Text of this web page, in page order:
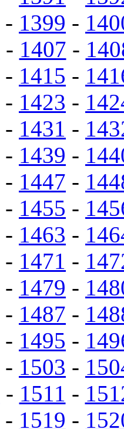
- 1399 -
- 1407 -
- 1415 -
- 1423 -
- 1431 -
- 1439 -
- 1447 -
- 1455 -
- 1463 -
- 1471 -
- 1479 -
- 1487 -
- 1495 -
- 1503 -
- 1511 -
- 1519 -